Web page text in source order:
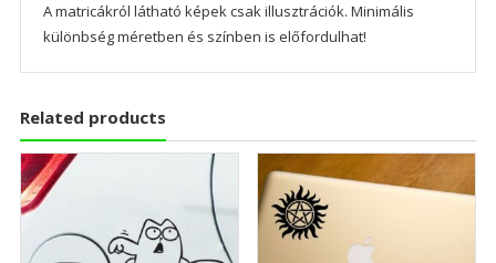
A matricákról látható képek csak illusztrációk. Minimális
különbség méretben és színben is előfordulhat!
Related products